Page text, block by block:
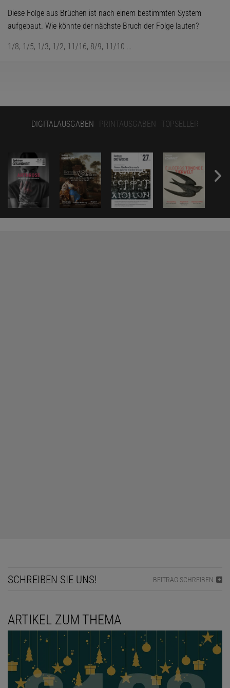
Diese Folge aus Brüchen ist nach einem bestimmten System
aufgebaut. Wie könnte der nächste Bruch der Folge lauten?
1/8, 1/5, 1/3, 1/2, 11/16, 8/9, 11/10 …
DIGITALAUSGABEN PRINTAUSGABEN TOPSELLER
SCHREIBEN SIE UNS! BEITRAG SCHREIBEN
ARTIKEL ZUM THEMA